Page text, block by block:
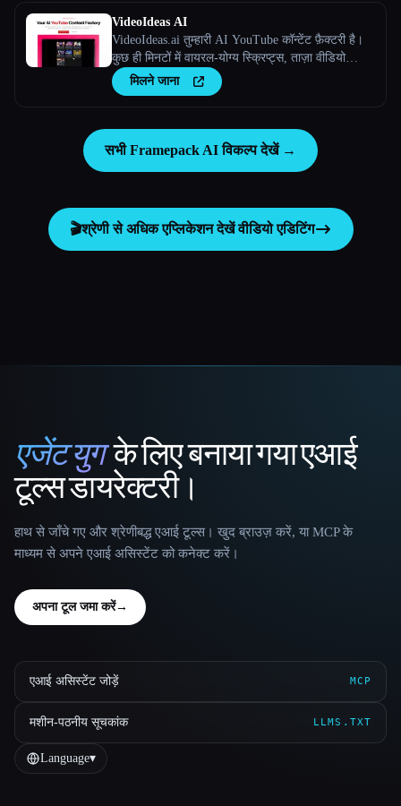
VideoIdeas AI
VideoIdeas.ai तुम्हारी AI YouTube कॉन्टेंट फ़ैक्टरी है।
कुछ ही मिनटों में वायरल-योग्य स्क्रिप्ट्स, ताज़ा वीडियो
आइडिया और आकर्षक कॉन्टेंट जेनरेट करें।
मिलने जाना
सभी Framepack AI विकल्प देखें →
🎬श्रेणी से अधिक एप्लिकेशन देखेंवीडियो एडिटिंग
That AI Collection
एजेंट युगके लिए बनाया गया एआई
टूल्स डायरेक्टरी।
हाथ से जाँचे गए और श्रेणीबद्ध एआई टूल्स। खुद ब्राउज़ करें, या MCP के
माध्यम से अपने एआई असिस्टेंट को कनेक्ट करें।
अपना टूल जमा करें→
एआई असिस्टेंट जोड़ें MCP
मशीन-पठनीय सूचकांक LLMS.TXT
Language▾